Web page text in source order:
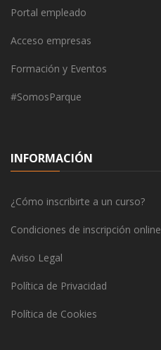
Portal empleado
Acceso empresas
Formación y Eventos
#SomosParque
INFORMACIÓN
¿Cómo inscribirte a un curso?
Condiciones de inscripción online
Aviso Legal
Política de Privacidad
Política de Cookies